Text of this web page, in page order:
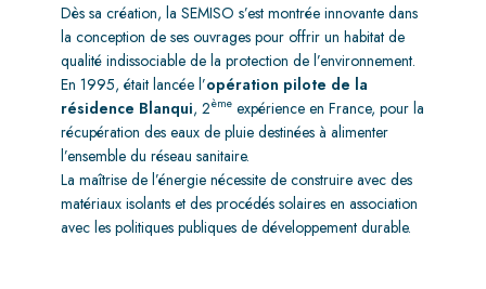
Dès sa création, la SEMISO s’est montrée innovante dans
la conception de ses ouvrages pour offrir un habitat de
qualité indissociable de la protection de l’environnement.
En 1995, était lancée l’opération pilote de la
résidence Blanqui, 2ème expérience en France, pour la
récupération des eaux de pluie destinées à alimenter
l’ensemble du réseau sanitaire.
La maîtrise de l’énergie nécessite de construire avec des
matériaux isolants et des procédés solaires en association
avec les politiques publiques de développement durable.